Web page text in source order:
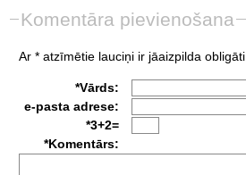
Komentāra pievienošana
Ar * atzīmētie lauciņi ir jāaizpilda obligāti.
*Vārds:
e-pasta adrese:
*3+2=
*Komentārs: